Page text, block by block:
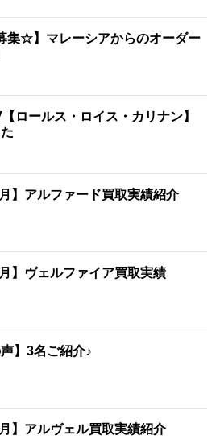
集☆】マレーシアからのオーダー
ロールス・ロイス・カリナン】
】アルファード買取実績紹介
】ヴェルファイア買取実績
声】3名ご紹介♪
】アルヴェル買取実績紹介